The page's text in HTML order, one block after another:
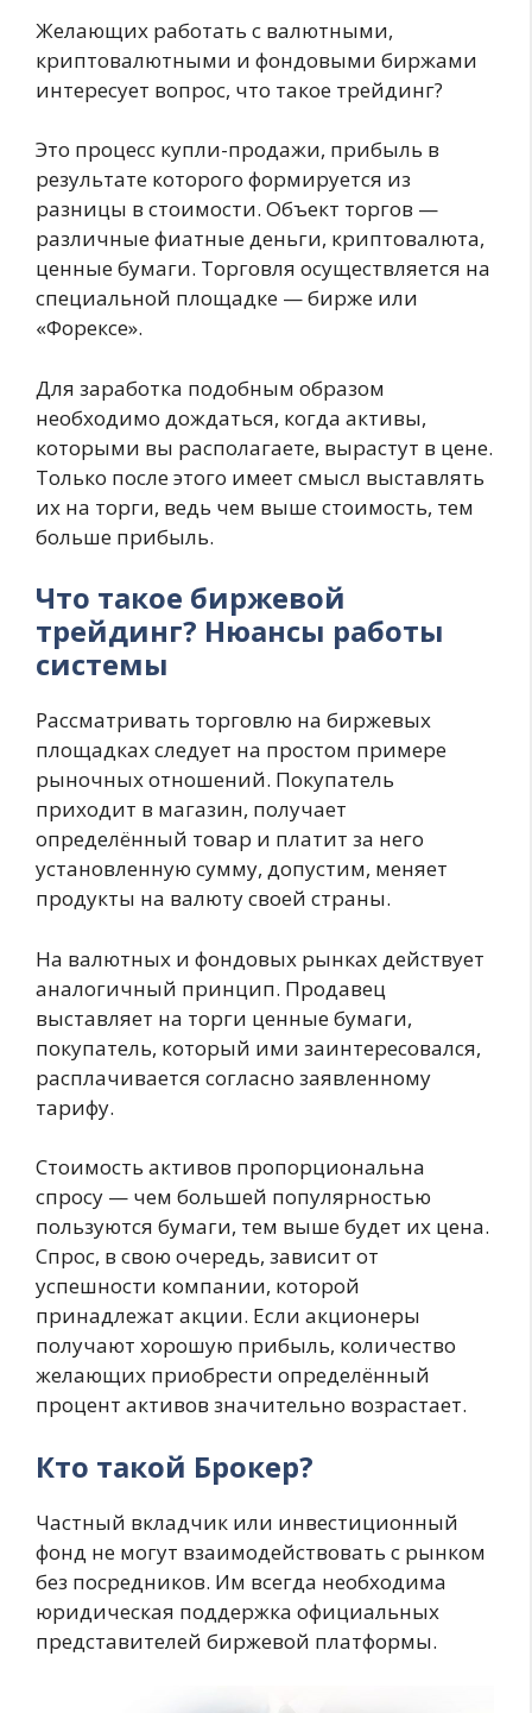
Желающих работать с валютными,
криптовалютными и фондовыми биржами
интересует вопрос, что такое трейдинг?
Это процесс купли-продажи, прибыль в
результате которого формируется из
разницы в стоимости. Объект торгов —
различные фиатные деньги, криптовалюта,
ценные бумаги. Торговля осуществляется на
специальной площадке — бирже или
«Форексе».
Для заработка подобным образом
необходимо дождаться, когда активы,
которыми вы располагаете, вырастут в цене.
Только после этого имеет смысл выставлять
их на торги, ведь чем выше стоимость, тем
больше прибыль.
Что такое биржевой
трейдинг? Нюансы работы
системы
Рассматривать торговлю на биржевых
площадках следует на простом примере
рыночных отношений. Покупатель
приходит в магазин, получает
определённый товар и платит за него
установленную сумму, допустим, меняет
продукты на валюту своей страны.
На валютных и фондовых рынках действует
аналогичный принцип. Продавец
выставляет на торги ценные бумаги,
покупатель, который ими заинтересовался,
расплачивается согласно заявленному
тарифу.
Стоимость активов пропорциональна
спросу — чем большей популярностью
пользуются бумаги, тем выше будет их цена.
Спрос, в свою очередь, зависит от
успешности компании, которой
принадлежат акции. Если акционеры
получают хорошую прибыль, количество
желающих приобрести определённый
процент активов значительно возрастает.
Кто такой Брокер?
Частный вкладчик или инвестиционный
фонд не могут взаимодействовать с рынком
без посредников. Им всегда необходима
юридическая поддержка официальных
представителей биржевой платформы.